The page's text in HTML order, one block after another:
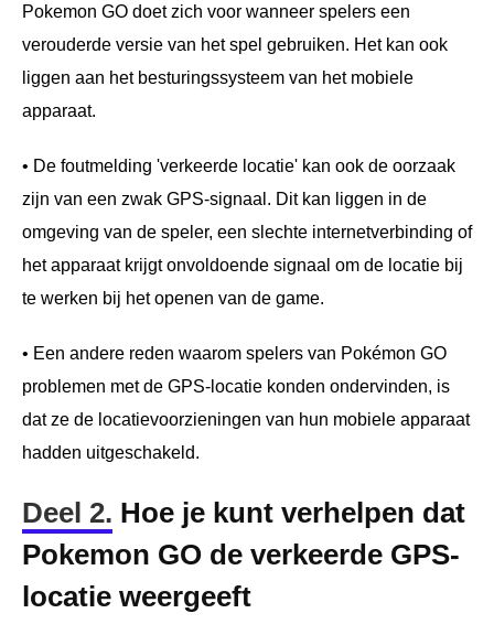
Pokemon GO doet zich voor wanneer spelers een
verouderde versie van het spel gebruiken. Het kan ook
liggen aan het besturingssysteem van het mobiele
apparaat.
• De foutmelding 'verkeerde locatie' kan ook de oorzaak
zijn van een zwak GPS-signaal. Dit kan liggen in de
omgeving van de speler, een slechte internetverbinding of
het apparaat krijgt onvoldoende signaal om de locatie bij
te werken bij het openen van de game.
• Een andere reden waarom spelers van Pokémon GO
problemen met de GPS-locatie konden ondervinden, is
dat ze de locatievoorzieningen van hun mobiele apparaat
hadden uitgeschakeld.
Deel 2. Hoe je kunt verhelpen dat
Pokemon GO de verkeerde GPS-
locatie weergeeft